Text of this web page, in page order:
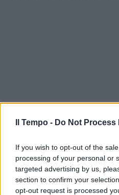
Il Tempo - Do Not
If you wish to opt-out of the
processing of your personal or
targeted advertising by us,
section to confirm your
opt-out request is processed